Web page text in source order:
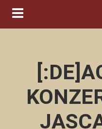
Navigation ein-/